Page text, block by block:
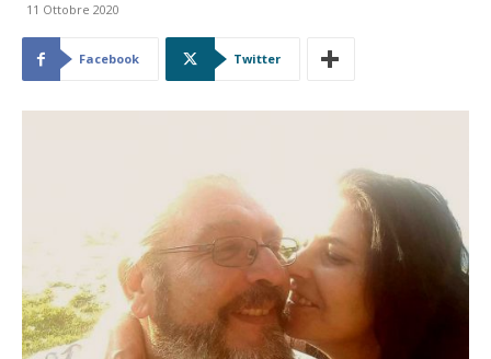
11 Ottobre 2020
Facebook Twitter